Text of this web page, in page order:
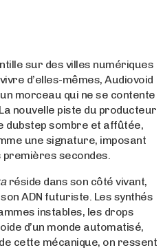
sur des villes numériques
d’elles-mêmes, Audiovoid
morceau qui ne se contente
nouvelle piste du producteur
dubstep sombre et affûtée,
une signature, imposant
premières secondes.
réside dans son côté vivant,
ADN futuriste. Les synthés
instables, les drops
d’un monde automatisé,
cette mécanique, on ressent